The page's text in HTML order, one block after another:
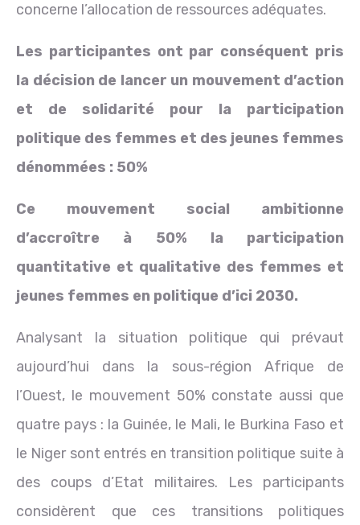
concerne l’allocation de ressources adéquates.
Les participantes ont par conséquent pris
la décision de lancer un mouvement d’action
et de solidarité pour la participation
politique des femmes et des jeunes femmes
dénommées : 50%
Ce mouvement social ambitionne
d’accroître à 50% la participation
quantitative et qualitative des femmes et
jeunes femmes en politique d’ici 2030.
Analysant la situation politique qui prévaut
aujourd’hui dans la sous-région Afrique de
l’Ouest, le mouvement 50% constate aussi que
quatre pays : la Guinée, le Mali, le Burkina Faso et
le Niger sont entrés en transition politique suite à
des coups d’Etat militaires. Les participants
considèrent que ces transitions politiques